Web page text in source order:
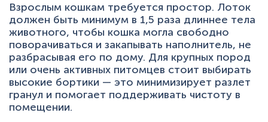
Взрослым кошкам требуется простор. Лоток
должен быть минимум в 1,5 раза длиннее тела
животного, чтобы кошка могла свободно
поворачиваться и закапывать наполнитель, не
разбрасывая его по дому. Для крупных пород
или очень активных питомцев стоит выбирать
высокие бортики — это минимизирует разлет
гранул и помогает поддерживать чистоту в
помещении.